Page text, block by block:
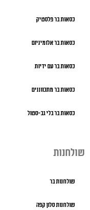
כסאות בר פלסטיק
כסאות בר אלומיניום
כסאות בר עם ידיות
כסאות בר מתכווננים
כסאות בר בלי גב-סטול
שולחנות
שולחנות בר
שולחנות סלון קפה